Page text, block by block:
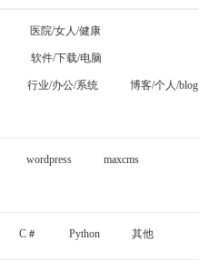
医院/女人/健康
软件/下载/电脑
行业/办公/系统 博客/个人/blog
wordpress maxcms
C＃ Python 其他